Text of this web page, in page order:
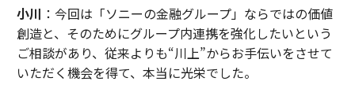
小川 ：今回は「ソニーの金融グループ」ならではの価値
創造と、そのためにグループ内連携を強化したいという
ご相談があり、従来よりも“川上”からお手伝いをさせて
いただく機会を得て、本当に光栄でした。